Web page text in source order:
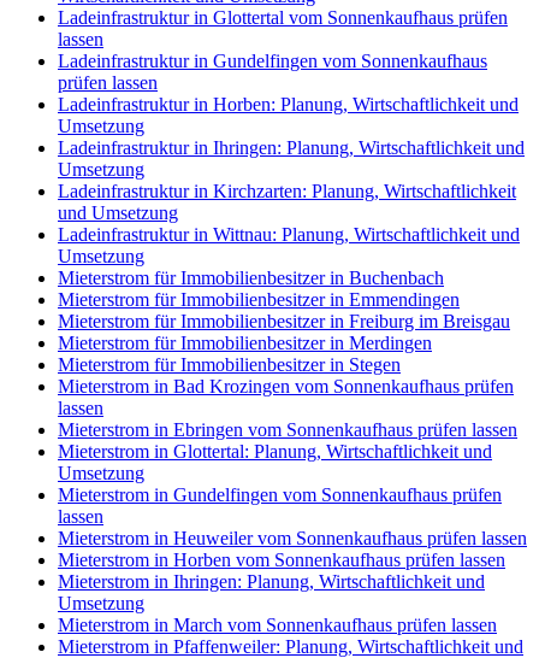
Ladeinfrastruktur in Glottertal vom Sonnenkaufhaus prüfen
lassen
Ladeinfrastruktur in Gundelfingen vom Sonnenkaufhaus
prüfen lassen
Ladeinfrastruktur in Horben: Planung, Wirtschaftlichkeit und
Umsetzung
Ladeinfrastruktur in Ihringen: Planung, Wirtschaftlichkeit und
Umsetzung
Ladeinfrastruktur in Kirchzarten: Planung, Wirtschaftlichkeit
und Umsetzung
Ladeinfrastruktur in Wittnau: Planung, Wirtschaftlichkeit und
Umsetzung
Mieterstrom für Immobilienbesitzer in Buchenbach
Mieterstrom für Immobilienbesitzer in Emmendingen
Mieterstrom für Immobilienbesitzer in Freiburg im Breisgau
Mieterstrom für Immobilienbesitzer in Merdingen
Mieterstrom für Immobilienbesitzer in Stegen
Mieterstrom in Bad Krozingen vom Sonnenkaufhaus prüfen
lassen
Mieterstrom in Ebringen vom Sonnenkaufhaus prüfen lassen
Mieterstrom in Glottertal: Planung, Wirtschaftlichkeit und
Umsetzung
Mieterstrom in Gundelfingen vom Sonnenkaufhaus prüfen
lassen
Mieterstrom in Heuweiler vom Sonnenkaufhaus prüfen lassen
Mieterstrom in Horben vom Sonnenkaufhaus prüfen lassen
Mieterstrom in Ihringen: Planung, Wirtschaftlichkeit und
Umsetzung
Mieterstrom in March vom Sonnenkaufhaus prüfen lassen
Mieterstrom in Pfaffenweiler: Planung, Wirtschaftlichkeit und